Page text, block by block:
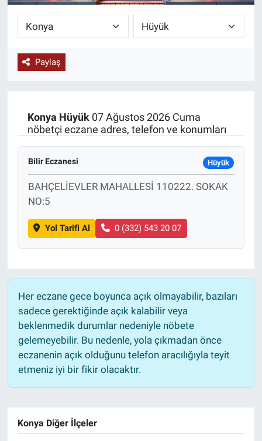
Paylaş
Konya Hüyük07 Ağustos 2026 Cuma
nöbetçi eczane adres, telefon ve konumları
Bilir Eczanesi Hüyük
BAHÇELİEVLER MAHALLESİ 110222. SOKAK
NO:5
Yol Tarifi Al 0 (332) 543 20 07
Her eczane gece boyunca açık olmayabilir, bazıları
sadece gerektiğinde açık kalabilir veya
beklenmedik durumlar nedeniyle nöbete
gelemeyebilir. Bu nedenle, yola çıkmadan önce
eczanenin açık olduğunu telefon aracılığıyla teyit
etmeniz iyi bir fikir olacaktır.
Konya Diğer İlçeler
KÜLTÜR-SANAT
Yerel Haber
SPOR